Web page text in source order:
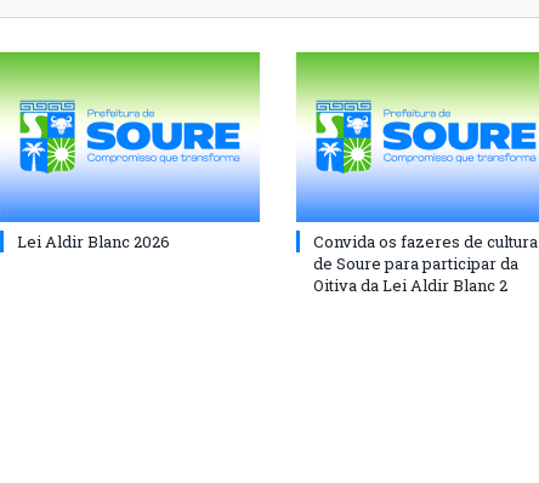
Lei Aldir Blanc 2026
Convida os fazeres de cultura
de Soure para participar da
Oitiva da Lei Aldir Blanc 2